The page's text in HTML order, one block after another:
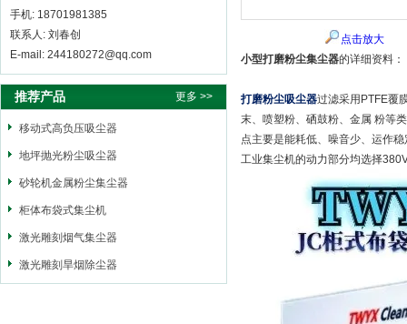
手机: 18701981385
联系人: 刘春创
E-mail: 244180272@qq.com
推荐产品 更多 >>
移动式高负压吸尘器
地坪抛光粉尘吸尘器
砂轮机金属粉尘集尘器
柜体布袋式集尘机
激光雕刻烟气集尘器
激光雕刻旱烟除尘器
点击放大
小型打磨粉尘集尘器的详细资料：
打磨粉尘吸尘器过滤采用PTFE覆
末、喷塑粉、硒鼓粉、金属 粉等
点主要是能耗低、噪音少、运作
工业集尘机的动力部分均选择